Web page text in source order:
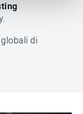
di